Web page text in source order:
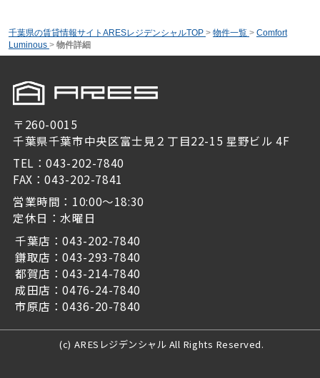
千葉県の賃貸情報サイトARESレジデンシャルTOP > 物件一覧 > Comfort
Luminous > 物件詳細
〒260-0015
千葉県千葉市中央区富士見２丁目22-15 星野ビル 4F
TEL：043-202-7840
FAX：043-202-7841
営業時間：10:00～18:30
定休日：水曜日
千葉店：043-202-7840
鎌取店：043-293-7840
都賀店：043-214-7840
成田店：0476-24-7840
市原店：0436-20-7840
(c) ARESレジデンシャル All Rights Reserved.